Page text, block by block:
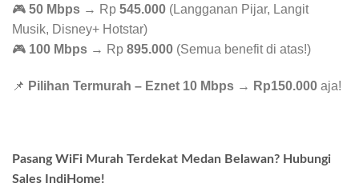
🎮 50 Mbps → Rp 545.000 (Langganan Pijar, Langit
Musik, Disney+ Hotstar)
🎮 100 Mbps → Rp 895.000 (Semua benefit di atas!)
📌 Pilihan Termurah – Eznet 10 Mbps → Rp150.000 aja!
Pasang WiFi Murah Terdekat Medan Belawan? Hubungi
Sales IndiHome!